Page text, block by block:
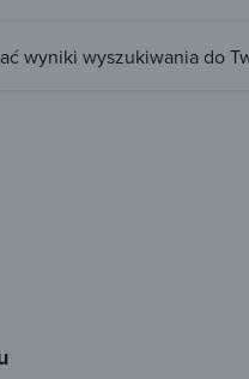
wyniki wyszukiwania do